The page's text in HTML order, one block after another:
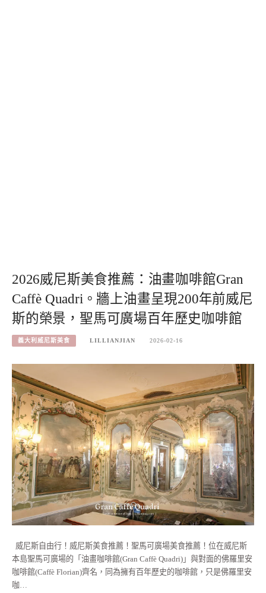
2026威尼斯美食推薦：油畫咖啡館Gran
Caffè Quadri。牆上油畫呈現200年前威尼
斯的榮景，聖馬可廣場百年歷史咖啡館
義大利威尼斯美食 LILLIANJIAN 2026-02-16
威尼斯自由行！威尼斯美食推薦！聖馬可廣場美食推薦！位在威尼斯
本島聖馬可廣場的「油畫咖啡館(Gran Caffè Quadri)」與對面的佛羅里安
咖啡館(Caffè Florian)齊名，同為擁有百年歷史的咖啡館，只是佛羅里安
咖…